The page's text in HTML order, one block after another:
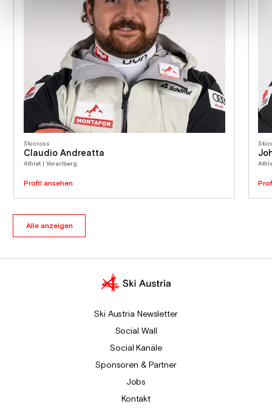
Skicross
Claudio Andreatta
Athlet | Vorarlberg
Profil ansehen
Alle anzeigen
Ski Austria Newsletter
Social Wall
Social Kanäle
Sponsoren & Partner
Jobs
Kontakt